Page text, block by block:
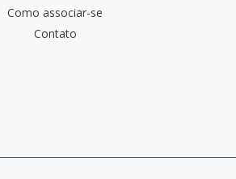
Como associar-se
Contato